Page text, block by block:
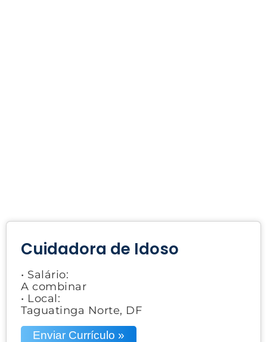
Cuidadora de Idoso
• Salário:
A combinar
• Local:
Taguatinga Norte, DF
Enviar Currículo »